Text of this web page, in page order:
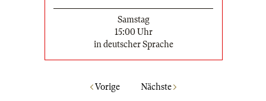
Samstag
15:00 Uhr
in deutscher Sprache
Vorige Nächste